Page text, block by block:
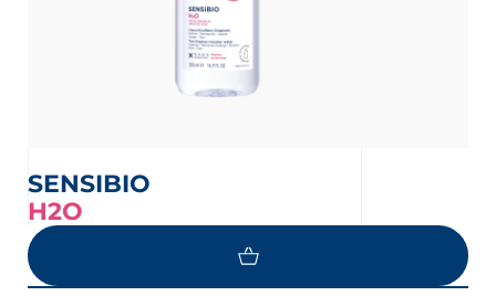
SENSIBIO
H2O